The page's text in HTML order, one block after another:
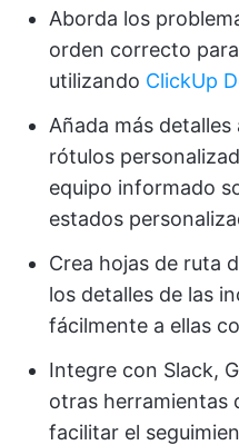
Aborda los
orden correcto
utilizando ClickUp
Añada más
rótulos
equipo informado
estados
Crea hojas de ruta
los detalles de las
fácilmente a ellas
Integre con Slack,
otras herramientas
facilitar el